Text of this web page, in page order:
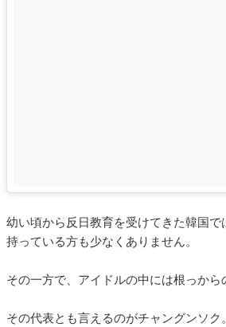
幼い頃から反日教育を受けてきた韓国で
持っている方も少なくありません。
その一方で、アイドルの中には根っから
その代表とも言えるのがチャングンソク。